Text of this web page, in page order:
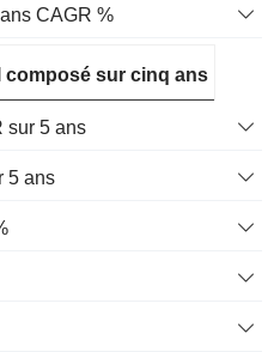
CAGR %
composé sur cinq ans
sur 5 ans
5 ans